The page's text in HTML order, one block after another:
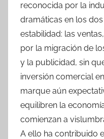
reconocida por la
dramáticas en los
estabilidad: las
por la migración de
y la publicidad, sin
inversión comercial
marque aún
equilibren la
comienzan a
A ello ha contribuido